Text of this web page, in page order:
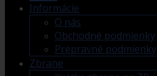
Informácie
O nás
Obchodné podmienky
Prepravné podmienky
Zbrane